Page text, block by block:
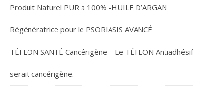
Produit Naturel PUR a 100% -HUILE D’ARGAN
Régénératrice pour le PSORIASIS AVANCÉ
TÉFLON SANTÉ Cancérigène – Le TÉFLON Antiadhésif
serait cancérigène.